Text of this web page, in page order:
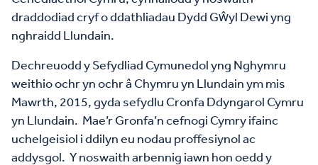
draddodiad cryf o ddathliadau Dydd Gŵyl Dewi yng
nghraidd Llundain.
Dechreuodd y Sefydliad Cymunedol yng Nghymru
weithio ochr yn ochr â Chymru yn Llundain ym mis
Mawrth, 2015, gyda sefydlu Cronfa Ddyngarol Cymru
yn Llundain. Mae’r Gronfa’n cefnogi Cymry ifainc
uchelgeisiol i ddilyn eu nodau proffesiynol ac
addysgol. Y noswaith arbennig iawn hon oedd y